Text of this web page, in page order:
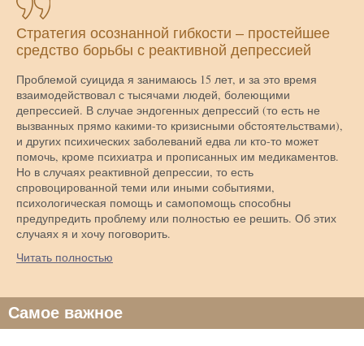
Самое важное
Стратегия осознанной гибкости – простейшее
средство борьбы с реактивной депрессией
Проблемой суицида я занимаюсь 15 лет, и за это время
взаимодействовал с тысячами людей, болеющими
депрессией. В случае эндогенных депрессий (то есть не
вызванных прямо какими-то кризисными обстоятельствами),
и других психических заболеваний едва ли кто-то может
помочь, кроме психиатра и прописанных им медикаментов.
Но в случаях реактивной депрессии, то есть
спровоцированной теми или иными событиями,
психологическая помощь и самопомощь способны
предупредить проблему или полностью ее решить. Об этих
случаях я и хочу поговорить.
Читать полностью